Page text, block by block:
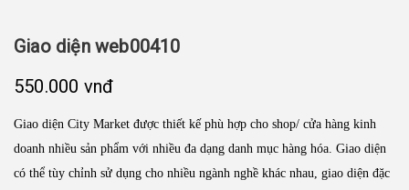
Giao diện web00410
550.000 vnđ
Giao diện City Market được thiết kế phù hợp cho shop/ cửa hàng kinh
doanh nhiều sản phẩm với nhiều đa dạng danh mục hàng hóa. Giao diện
có thể tùy chỉnh sử dụng cho nhiều ngành nghề khác nhau, giao diện đặc